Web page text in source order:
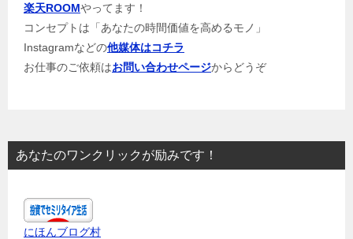
楽天ROOMやってます！
コンセプトは「あなたの時間価値を高めるモノ」
Instagramなどの他媒体はコチラ
お仕事のご依頼はお問い合わせページからどうぞ
あなたのワンクリックが励みです！
にほんブログ村